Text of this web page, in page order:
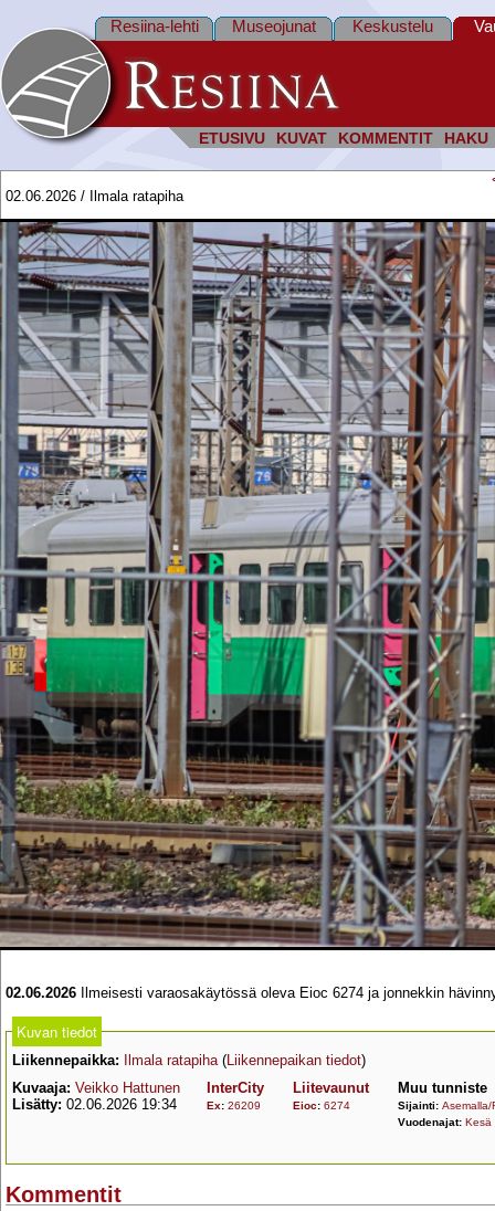
ETUSIVU KUVAT KOMMENTIT HAKU
Resiina-lehti Museojunat Keskustelu
02.06.2026 / Ilmala ratapiha
02.06.2026 Ilmeisesti varaosakäytössä oleva Eioc 6274 ja jonnekkin
Kuvan tiedot
Liikennepaikka: Ilmala ratapiha(Liikennepaikan tiedot)
Kuvaaja: Veikko Hattunen
Lisätty: 02.06.2026 19:34
InterCity
Ex: 26209
Liitevaunut
Eioc: 6274
Muu tunniste
Sijainti: Asemalla/
Vuodenajat: Kesä
Kommentit